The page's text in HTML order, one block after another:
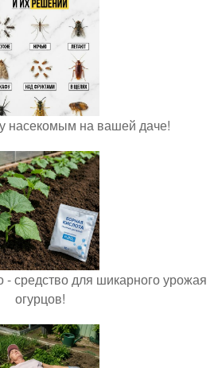
насекомым на вашей даче!
- средство для шикарного урожая
огурцов!